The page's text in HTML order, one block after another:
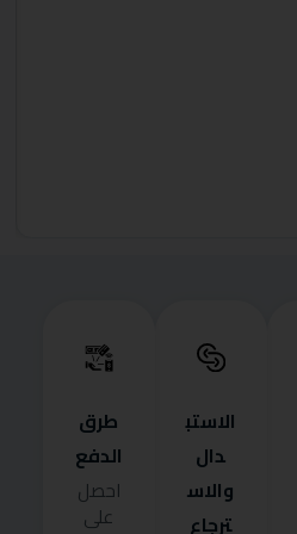
الاستب
دال
والاس
ترجاع
طرق
الدفع
احصل
على